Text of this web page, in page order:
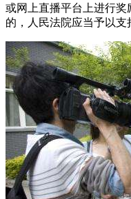
或网上直播平台上进行
的，人民法院应当予以支